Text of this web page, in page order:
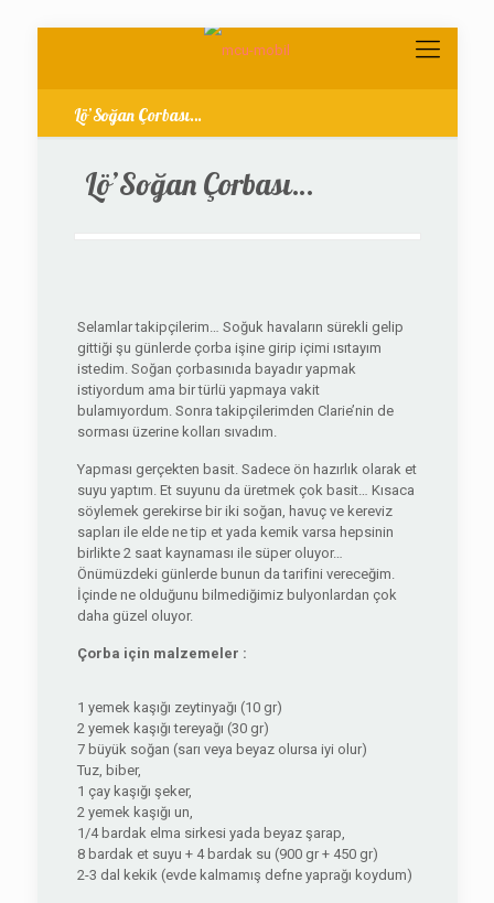
Lö’Soğan Çorbası…
Lö’Soğan Çorbası…
Selamlar takipçilerim… Soğuk havaların sürekli gelip
gittiği şu günlerde çorba işine girip içimi ısıtayım
istedim. Soğan çorbasınıda bayadır yapmak
istiyordum ama bir türlü yapmaya vakit
bulamıyordum. Sonra takipçilerimden Clarie’nin de
sorması üzerine kolları sıvadım.
Yapması gerçekten basit. Sadece ön hazırlık olarak et
suyu yaptım. Et suyunu da üretmek çok basit… Kısaca
söylemek gerekirse bir iki soğan, havuç ve kereviz
sapları ile elde ne tip et yada kemik varsa hepsinin
birlikte 2 saat kaynaması ile süper oluyor…
Önümüzdeki günlerde bunun da tarifini vereceğim.
İçinde ne olduğunu bilmediğimiz bulyonlardan çok
daha güzel oluyor.
Çorba için malzemeler :
1 yemek kaşığı zeytinyağı (10 gr)
2 yemek kaşığı tereyağı (30 gr)
7 büyük soğan (sarı veya beyaz olursa iyi olur)
Tuz, biber,
1 çay kaşığı şeker,
2 yemek kaşığı un,
1/4 bardak elma sirkesi yada beyaz şarap,
8 bardak et suyu + 4 bardak su (900 gr + 450 gr)
2-3 dal kekik (evde kalmamış defne yaprağı koydum)